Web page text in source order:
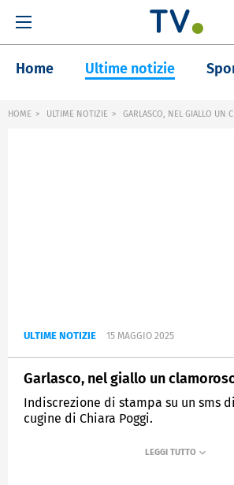
Home Ultime notizie
HOME ULTIME NOTIZIE GARLASCO, NEL GIALLO UN
ULTIME NOTIZIE 15 MAGGIO 2025
Garlasco, nel giallo un
Indiscrezione di stampa su un sms
cugine di Chiara Poggi.